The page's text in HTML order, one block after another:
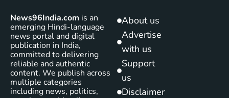
News96India.com is an
emerging Hindi-language
news portal and digital
publication in India,
committed to delivering
reliable and authentic
content. We publish across
multiple categories
including news, politics,
About us
Advertise
with us
Support
us
Disclaimer